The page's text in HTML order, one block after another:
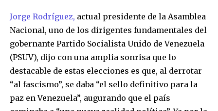
Jorge Rodríguez, actual presidente de la Asamblea
Nacional, uno de los dirigentes fundamentales del
gobernante Partido Socialista Unido de Venezuela
(PSUV), dijo con una amplia sonrisa que lo
destacable de estas elecciones es que, al derrotar
“al fascismo”, se daba “el sello definitivo para la
paz en Venezuela”, augurando que el país